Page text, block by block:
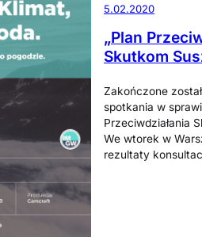
5.02.2020
„Plan
Skutkom
Zakończone
spotkania w
Przeciwdziałania
We wtorek w
rezultaty